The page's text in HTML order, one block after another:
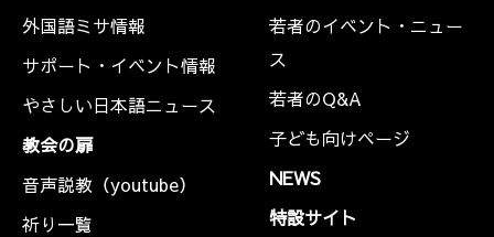
外国語ミサ情報
サポート・イベント情報
やさしい日本語ニュース
教会の扉
音声説教（youtube）
祈り一覧
若者のイベント・ニュー
ス
若者のQ&A
子ども向けページ
NEWS
特設サイト